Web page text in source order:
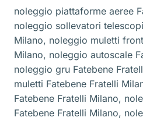
noleggio piattaforme aeree
noleggio sollevatori
Milano, noleggio muletti
Milano, noleggio autoscale
noleggio gru Fatebene
muletti Fatebene Fratelli
Fatebene Fratelli Milano,
Fatebene Fratelli Milano,